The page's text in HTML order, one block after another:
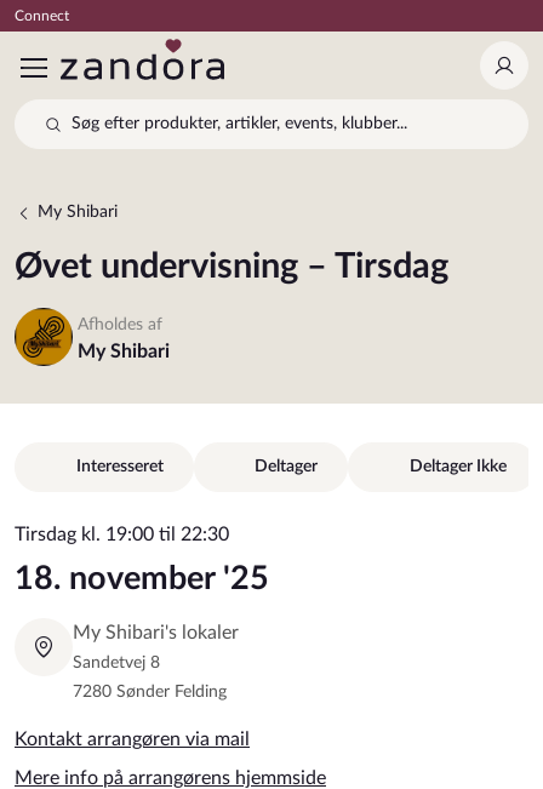
Connect
Log
Søg efter produkter, artikler, events, klubber...
My Shibari
Øvet undervisning – Tirsdag
Afholdes af
My Shibari
Interesseret Deltager Deltager Ikke
Tirsdag kl. 19:00 til 22:30
18. november '25
My Shibari's lokaler
Sandetvej 8
7280 Sønder Felding
Kontakt arrangøren via mail
Mere info på arrangørens hjemmside